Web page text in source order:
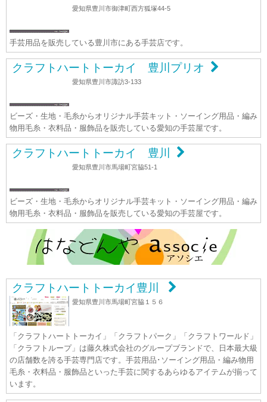
愛知県豊川市御津町西方狐塚44-5
手芸用品を販売している豊川市にある手芸店です。
クラフトハートトーカイ 豊川プリオ
愛知県豊川市諏訪3-133
ビーズ・生地・毛糸からオリジナル手芸キット・ソーイング用品・編み
物用毛糸・衣料品・服飾品を販売している愛知の手芸屋です。
クラフトハートトーカイ 豊川
愛知県豊川市馬場町宮脇51-1
ビーズ・生地・毛糸からオリジナル手芸キット・ソーイング用品・編み
物用毛糸・衣料品・服飾品を販売している愛知の手芸屋です。
クラフトハートトーカイ豊川
愛知県豊川市馬場町宮脇１５６
「クラフトハートトーカイ」「クラフトパーク」「クラフトワールド」
「クラフトループ」は藤久株式会社のグループブランドで、日本最大級
の店舗数を誇る手芸専門店です。手芸用品･ソーイング用品・編み物用
毛糸・衣料品・服飾品といった手芸に関するあらゆるアイテムが揃って
います。